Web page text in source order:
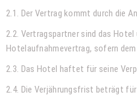
2.1. Der Vertrag kommt durch die
2.2. Vertragspartner sind das
Hotelaufnahmevertrag, sofern
2.3. Das Hotel haftet für seine
2.4. Die Verjährungsfrist beträgt